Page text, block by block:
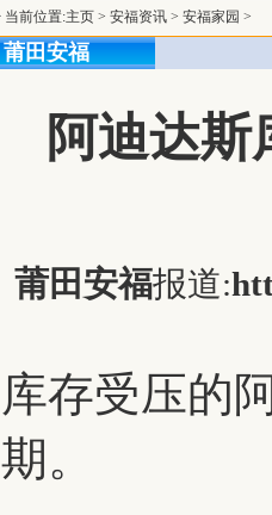
当前位置:主页 > 安福资讯 > 安福家园 >
莆田安福
阿迪达
莆田安福报道:
库存受压的
期。